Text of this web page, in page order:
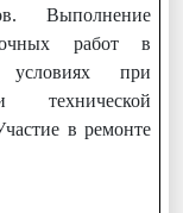
Выполнение
работ в
условиях при
технической
в ремонте